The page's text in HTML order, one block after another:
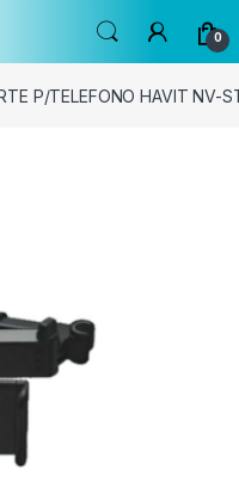
0
P/TELEFONO HAVIT NV-